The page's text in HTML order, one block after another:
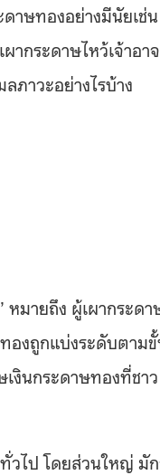
าษทองอย่างมีนัยเช่น
ากระดาษไหว้เจ้าอา
ภาวะอย่างไรบ้าง
หมายถึง ผู้เผากระดา
ทองถูกแบ่งระดับตาม
งินกระดาษทองที่ชาว
วไป โดยส่วนใหญ่ มั